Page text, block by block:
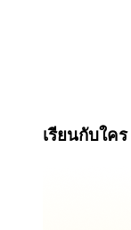
เรียนกับใคร